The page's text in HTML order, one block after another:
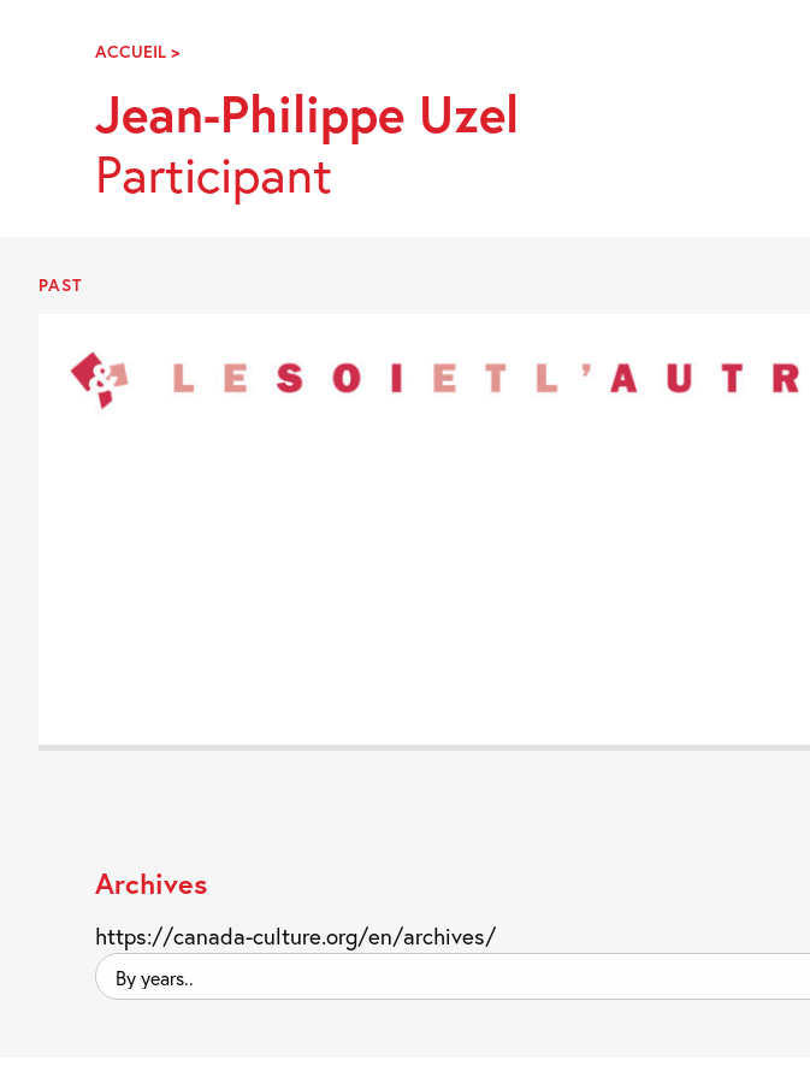
NavigationACCUEIL >JEAN-
UZEL
Jean-Philippe Uzel
Participant
PAST
Archives
https://canada-culture.org/en/archives/
By
years..